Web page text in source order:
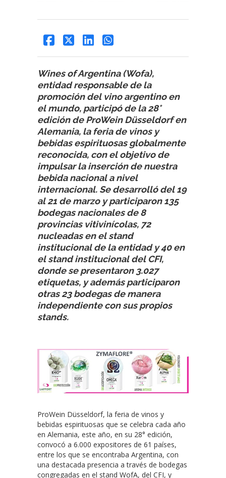
Wines of Argentina (Wofa),
entidad responsable de la
promoción del vino argentino en
el mundo, participó de la 28°
edición de ProWein Düsseldorf en
Alemania, la feria de vinos y
bebidas espirituosas globalmente
reconocida, con el objetivo de
impulsar la inserción de nuestra
bebida nacional a nivel
internacional. Se desarrolló del 19
al 21 de marzo y participaron 135
bodegas nacionales de 8
provincias vitivinícolas, 72
nucleadas en el stand
institucional de la entidad y 40 en
el stand institucional del CFI,
donde se presentaron 3.027
etiquetas, y además participaron
otras 23 bodegas de manera
independiente con sus propios
stands.
ProWein Düsseldorf, la feria de vinos y
bebidas espirituosas que se celebra cada año
en Alemania, este año, en su 28° edición,
convocó a 6.000 expositores de 61 países,
entre los que se encontraba Argentina, con
una destacada presencia a través de bodegas
congregadas en el stand WofA, del CFI, y